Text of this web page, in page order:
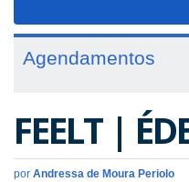
Agendamentos
FEELT |
por Andressa de Moura Periolo